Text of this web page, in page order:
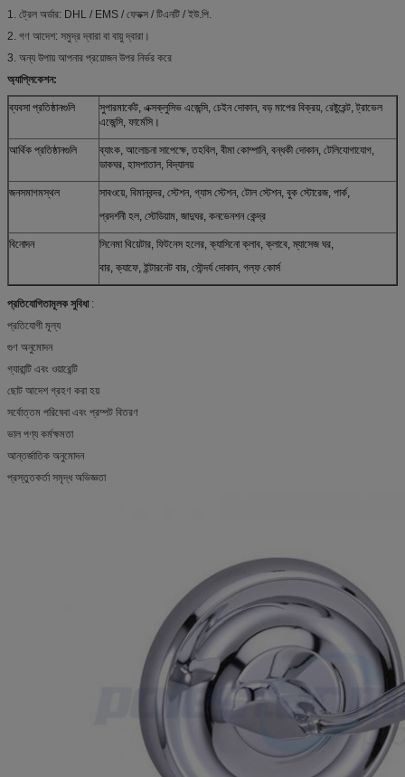
1. ট্রেল অর্ডার: DHL / EMS / ফেডক্স / টিএনটি / ইউ.পি.
2. গণ আদেশ: সমুদ্র দ্বারা বা বায়ু দ্বারা।
3. অন্য উপায় আপনার প্রয়োজন উপর নির্ভর করে
অ্যাপ্লিকেশন:
ব্যবসা প্রতিষ্ঠানগুলি
সুপারমার্কেট, এক্সক্লুসিভ এজেন্সি, চেইন দোকান, বড় মাপের বিক্রয়, রেষ্টুরেন্ট, ট্রাভেল
এজেন্সি, ফার্মেসি।
আর্থিক প্রতিষ্ঠানগুলি
ব্যাংক, আলোচনা সাপেক্ষে, তহবিল, বীমা কোম্পানি, বন্ধকী দোকান, টেলিযোগাযোগ,
ডাকঘর, হাসপাতাল, বিদ্যালয়
জনসমাগমস্থল
সাবওয়ে, বিমানবন্দর, স্টেশন, গ্যাস স্টেশন, টোল স্টেশন, বুক স্টোরেজ, পার্ক,
প্রদর্শনী হল, স্টেডিয়াম, জাদুঘর, কনভেনশন কেন্দ্র
বিনোদন
সিনেমা থিয়েটার, ফিটনেস হলের, ক্যাসিনো ক্লাব, ক্লাবে, ম্যাসেজ ঘর,
বার, ক্যাফে, ইন্টারনেট বার, সৌন্দর্য দোকান, গল্ফ কোর্স
প্রতিযোগিতামূলক সুবিধা:
প্রতিযোগী মূল্য
গুণ অনুমোদন
গ্যারান্টি এবং ওয়ারেন্টি
ছোট আদেশ গ্রহণ করা হয়
সর্বোত্তম পরিষেবা এবং প্রম্পট বিতরণ
ভাল পণ্য কর্মক্ষমতা
আন্তর্জাতিক অনুমোদন
প্রস্তুতকর্তা সমৃদ্ধ অভিজ্ঞতা